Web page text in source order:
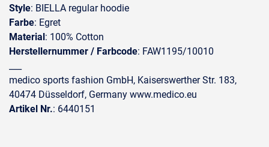
Style: BIELLA regular hoodie
Farbe: Egret
Material: 100% Cotton
Herstellernummer / Farbcode: FAW1195/10010
medico sports fashion GmbH, Kaiserswerther Str. 183,
40474 Düsseldorf, Germany www.medico.eu
Artikel Nr.: 6440151